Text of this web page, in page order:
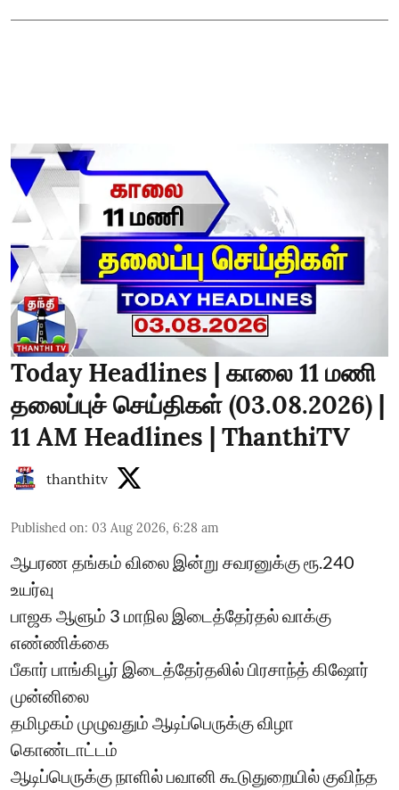
Today Headlines | காலை 11 மணி
தலைப்புச் செய்திகள் (03.08.2026) |
11 AM Headlines | ThanthiTV
thanthitv
Published on: 03 Aug 2026, 6:28 am
ஆபரண தங்கம் விலை இன்று சவரனுக்கு ரூ.240
உயர்வு
பாஜக ஆளும் 3 மாநில இடைத்தேர்தல் வாக்கு
எண்ணிக்கை
பீகார் பாங்கிபூர் இடைத்தேர்தலில் பிரசாந்த் கிஷோர்
முன்னிலை
தமிழகம் முழுவதும் ஆடிப்பெருக்கு விழா
கொண்டாட்டம்
ஆடிப்பெருக்கு நாளில் பவானி கூடுதுறையில் குவிந்த